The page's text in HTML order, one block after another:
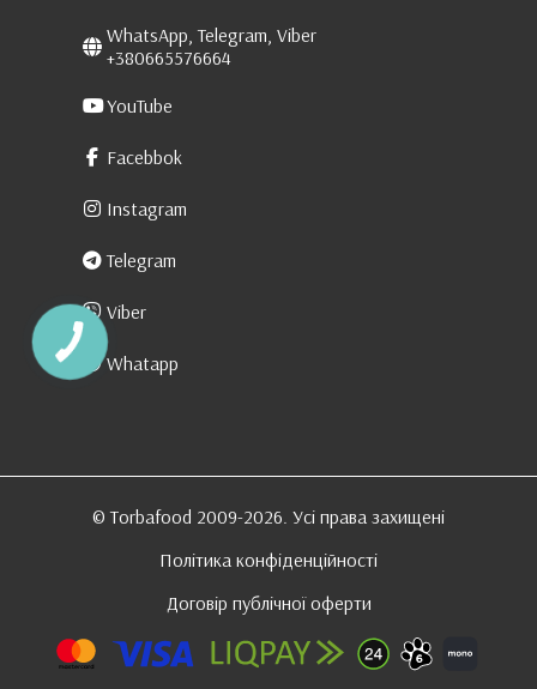
WhatsApp, Telegram, Viber
+380665576664
YouTube
Facebbok
Instagram
Telegram
Viber
Whatapp
© Torbafood 2009-2026. Усі права захищені
Політика конфіденційності
Договір публічної оферти